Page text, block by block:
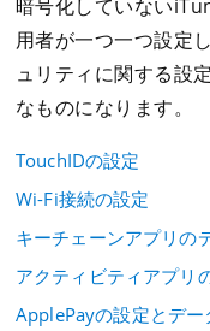
暗号化していない
用者が一つ一つ設定
ュリティに関する設
なものになります。
TouchIDの設定
Wi-Fi接続の設定
キーチェーンアプリの
アクティビティアプリ
ApplePayの設定とデー